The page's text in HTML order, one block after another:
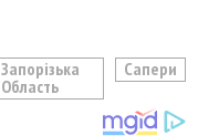
Запорізька
Область
Сапери